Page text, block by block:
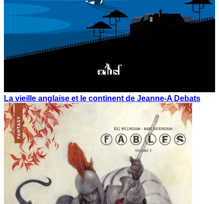
La vieille anglaise et le continent de Jeanne-A Debats